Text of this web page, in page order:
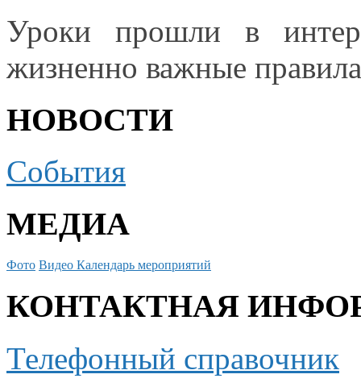
Уроки прошли в
жизненно важные
НОВОСТИ
События
МЕДИА
Фото Видео Календарь мероприятий
КОНТАКТНАЯ
Телефонный справочник